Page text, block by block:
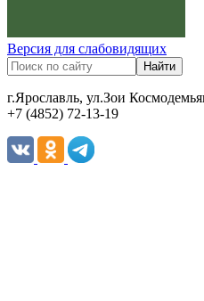
Версия для слабовидящих
г.Ярославль, ул.Зои
+7 (4852) 72-13-19